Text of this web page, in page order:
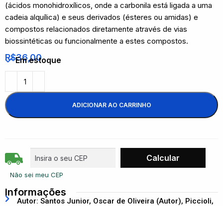
(ácidos monohidroxílicos, onde a carbonila está ligada a uma
cadeia alquílica) e seus derivados (ésteres ou amidas) e
compostos relacionados diretamente através de vias
biossintéticas ou funcionalmente a estes compostos.
R$36,00
Em estoque
ADICIONAR AO CARRINHO
Não sei meu CEP
Informações
Autor: Santos Junior, Oscar de Oliveira (Autor), Piccioli,